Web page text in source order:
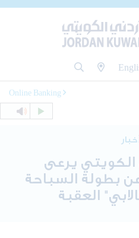
Online Banking
الكويتي يرعى
بطولة السباحة
العقبة